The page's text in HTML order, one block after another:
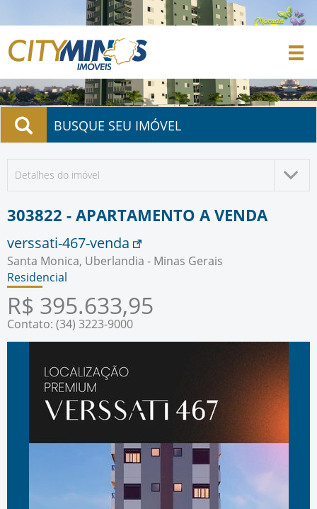
BUSQUE SEU IMÓVEL
Detalhes do imóvel
303822 - APARTAMENTO A VENDA
verssati-467-venda
Santa Monica, Uberlandia - Minas Gerais
Residencial
R$ 395.633,95
Contato: (34) 3223-9000